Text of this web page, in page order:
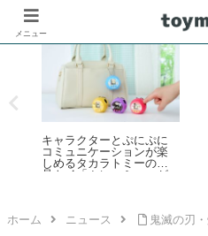
「レゴ(R)フェスティバル
in Marunouchi 2026」イベ
ントが丸の内エリアで開
催！7月31日～8月23日
ホーム ニュース 鬼滅の刃
メニュー